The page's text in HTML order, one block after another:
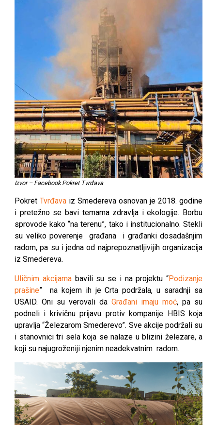
Izvor – Facebook Pokret Tvrđava
Pokret Tvrđava iz Smedereva osnovan je 2018. godine
i pretežno se bavi temama zdravlja i ekologije. Borbu
sprovode kako “na terenu”, tako i institucionalno. Stekli
su veliko poverenje građana i građanki dosadašnjim
radom, pa su i jedna od najprepoznatljivijih organizacija
iz Smedereva.
Uličnim akcijamabavili su se i na projektu “Podizanje
prašine” na kojem ih je Crta podržala, u saradnji sa
USAID. Oni su verovali da Građani imaju moć, pa su
podneli i krivičnu prijavu protiv kompanije HBIS koja
upravlja “Železarom Smederevo”. Sve akcije podržali su
i stanovnici tri sela koja se nalaze u blizini železare, a
koji su najugroženiji njenim neadekvatnim radom.